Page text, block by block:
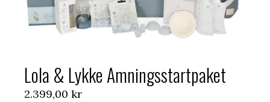
Lola & Lykke Amningsstartpaket
2.399,00 kr